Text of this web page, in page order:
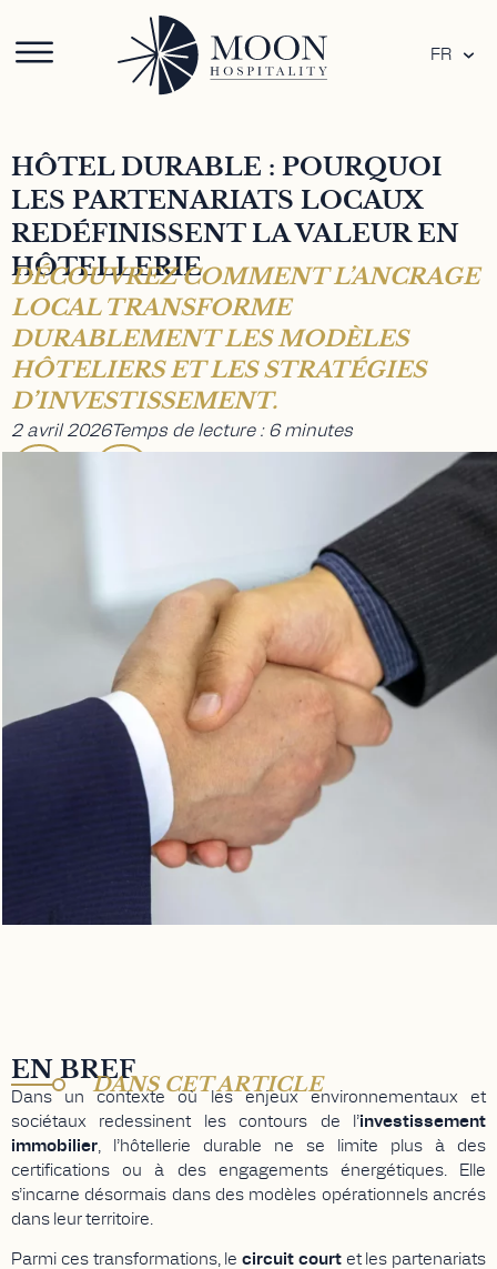
FR
HÔTEL DURABLE : POURQUOI
LES PARTENARIATS LOCAUX
REDÉFINISSENT LA VALEUR EN
HÔTELLERIE
DÉCOUVREZ COMMENT L’ANCRAGE
LOCAL TRANSFORME
DURABLEMENT LES MODÈLES
HÔTELIERS ET LES STRATÉGIES
D’INVESTISSEMENT.
2 avril 2026Temps de lecture : 6 minutes
EN BREFDANS CET ARTICLE
Dans un contexte où les enjeux environnementaux et
sociétaux redessinent les contours de l’investissement
immobilier , l’hôtellerie durable ne se limite plus à des
certifications ou à des engagements énergétiques. Elle
s’incarne désormais dans des modèles opérationnels ancrés
dans leur territoire.
Parmi ces transformations, le circuit courtet les partenariats